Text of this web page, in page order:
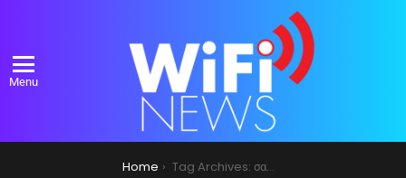
Menu
Home Tag Archives: σαρωτή εγγράφων